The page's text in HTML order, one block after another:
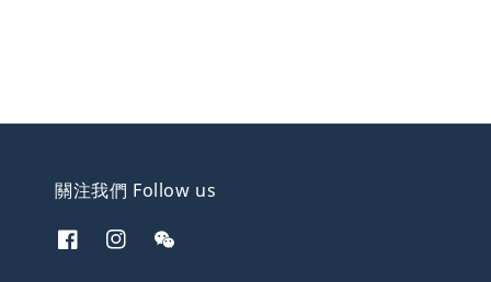
關注我們 Follow us